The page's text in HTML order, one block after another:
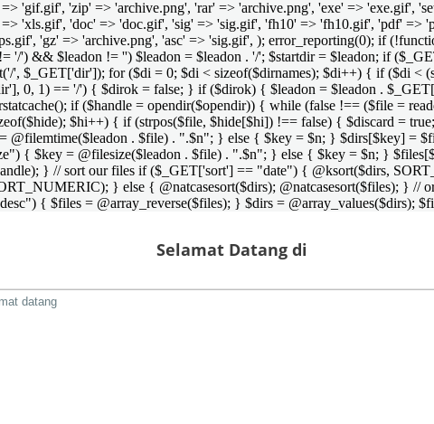
'gif.gif', 'zip' => 'archive.png', 'rar' => 'archive.png', 'exe' => 'exe.gif',
'xls.gif', 'doc' => 'doc.gif', 'sig' => 'sig.gif', 'fh10' => 'fh10.gif', 'pdf' =>
'gz' => 'archive.png', 'asc' => 'sig.gif', ); error_reporting(0); if
'/') && $leadon != '') $leadon = $leadon . '/'; $startdir = $leadon; if
$_GET['dir']); for ($di = 0; $di < sizeof($dirnames); $di++) { if ($di <
0, 1) == '/') { $dirok = false; } if ($dirok) { $leadon = $leadon .
if ($handle = opendir($opendir)) { while (false !== ($file =
$hi++) { if (strpos($file, $hide[$hi]) !== false) { $discard =
@filemtime($leadon . $file) . ".$n"; } else { $key = $n; } $dirs[$key] =
{ $key = @filesize($leadon . $file) . ".$n"; } else { $key = $n; }
} // sort our files if ($_GET['sort'] == "date") { @ksort($dirs,
} else { @natcasesort($dirs); @natcasesort($files); }
{ $files = @array_reverse($files); } $dirs = @array_values($dirs);
Selamat Datang di